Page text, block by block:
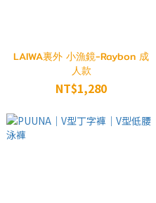
LAIWA裏外 小漁鏡-Raybon 成
人款
NT$1,280